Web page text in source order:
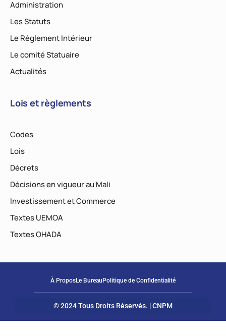
Administration
Les Statuts
Le Règlement Intérieur
Le comité Statuaire
Actualités
Lois et règlements
Codes
Lois
Décrets
Décisions en vigueur au Mali
Investissement et Commerce
Textes UEMOA
Textes OHADA
À ProposLe Bureau Politique de Confidentialité
© 2024 Tous Droits Réservés. | CNPM